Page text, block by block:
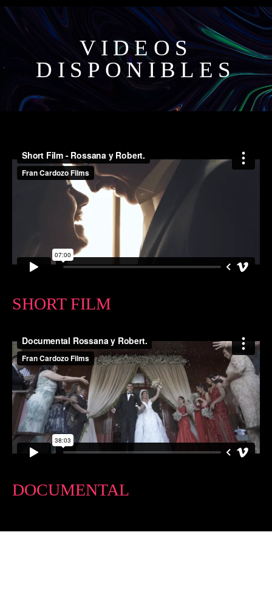
VIDEOS
DISPONIBLES
SHORT FILM
DOCUMENTAL